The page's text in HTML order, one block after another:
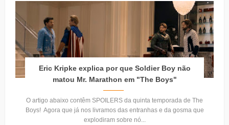
Eric Kripke explica por que Soldier Boy não
matou Mr. Marathon em "The Boys"
O artigo abaixo contêm SPOILERS da quinta temporada de The
Boys! Agora que já nos livramos das entranhas e da gosma que
explodiram sobre nó...